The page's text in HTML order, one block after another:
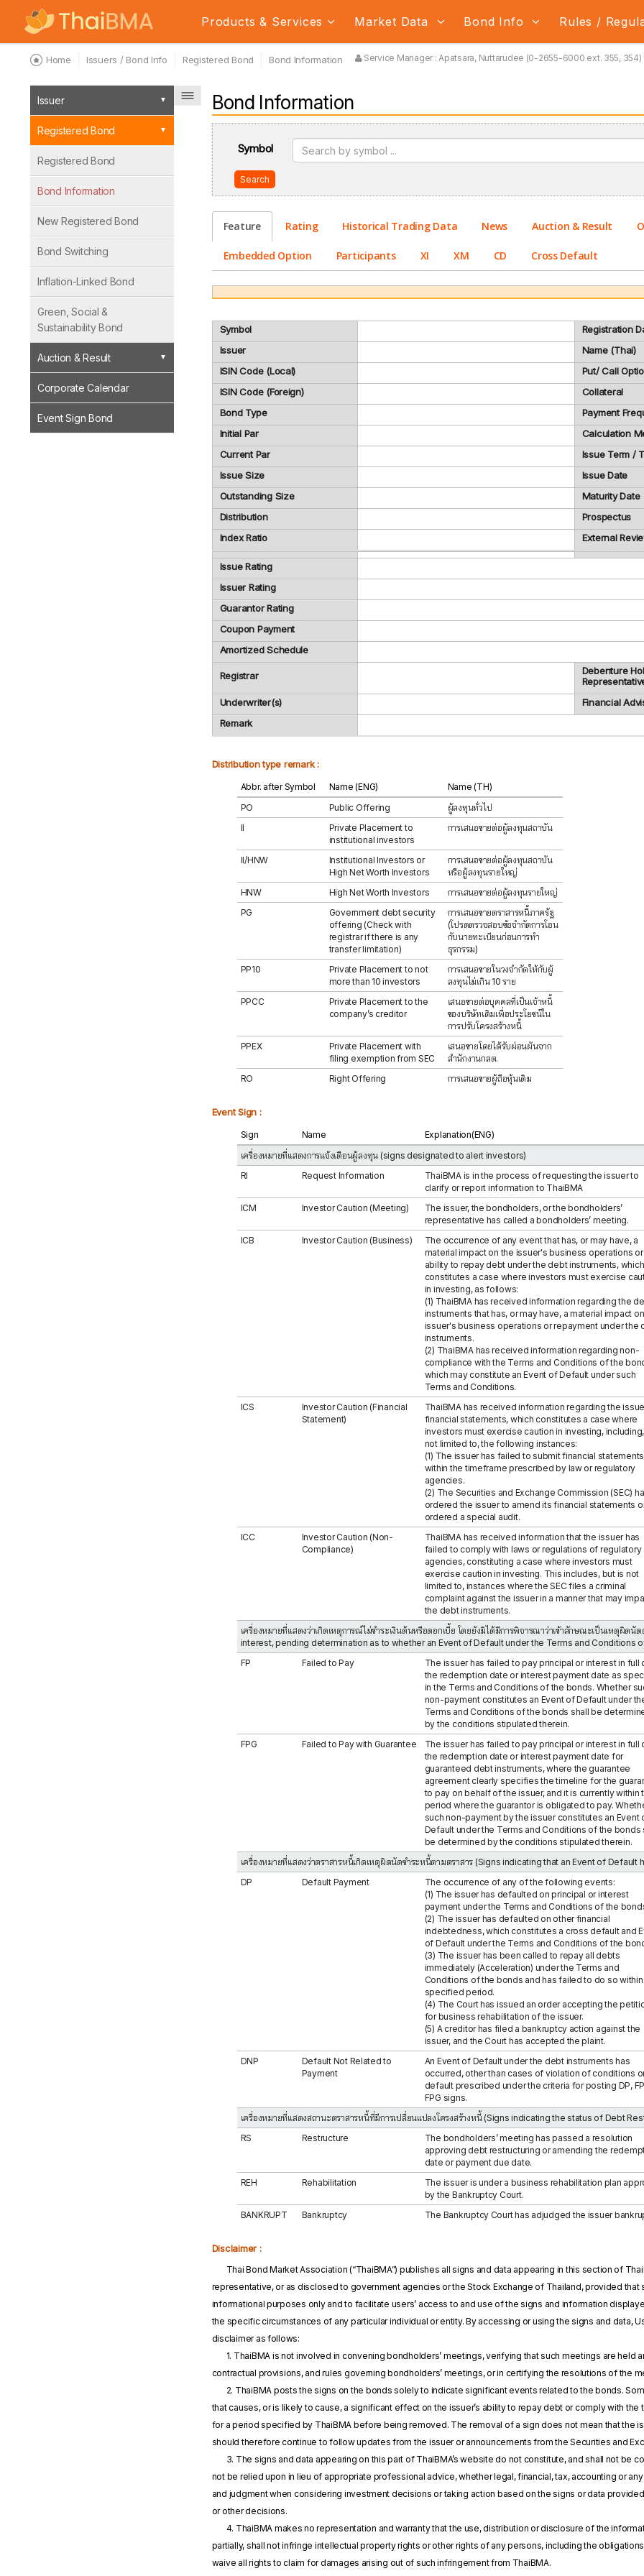
Products & Services Market Data Bond Info Rules /
Home Issuers / Bond Info Registered Bond Bond Information Service Manager : Apatsara, Nuttarudee (0-2655-6000 ext. 355,
Issuer
Registered Bond
Registered Bond
Bond Information
New Registered Bond
Bond Switching
Inflation-Linked Bond
Green, Social &
Sustainability Bond
Auction & Result
Corporate Calendar
Event Sign Bond
Bond Information
Symbol
Search
Feature Rating Historical Trading Data News Auction & Result
Embedded Option Participants XI XM CD Cross Default
Symbol
Registration
Issuer
Name (Thai)
ISIN Code (Local)
Put/ Call
ISIN Code (Foreign)
Collateral
Bond Type
Payment
Initial Par
Calculation
Current Par
Issue Term /
Issue Size
Issue Date
Outstanding Size
Maturity Date
Distribution
Prospectus
Index Ratio
External
Issue Rating
Issuer Rating
Guarantor Rating
Coupon Payment
Amortized Schedule
Registrar
Debenture
Underwriter(s)
Financial
Remark
Distribution type remark :
Abbr. after Symbol Name (ENG)
Name (TH)
PO
Public Offering
ผู้ลงทุนทั่วไป
II
Private Placement to
institutional investors
การเสนอขายต่อผู้ลงทุนสถาบัน
II/HNW
Institutional Investors or
High Net Worth Investors
การเสนอขายต่อผู้ลงทุนสถาบัน
หรือผู้ลงทุนรายใหญ่
HNW
High Net Worth Investors
การเสนอขายต่อผู้ลงทุนรายใหญ่
PG
Government debt security
offering (Check with
registrar if there is any
transfer limitation)
การเสนอขายตราสารหนี้ภาครัฐ
(โปรดตรวจสอบข้อจำกัดการโอน
กับนายทะเบียนก่อนการทำ
ธุรกรรม)
PP10
Private Placement to not
more than 10 investors
การเสนอขายในวงจำกัดให้กับผู้
ลงทุนไม่เกิน 10 ราย
PPCC
Private Placement to the
company’s creditor
เสนอขายต่อบุคคลที่เป็นเจ้าหนี้
ของบริษัทเดิมเพื่อประโยชน์ใน
การปรับโครงสร้างหนี้
PPEX
Private Placement with
filing exemption from SEC
เสนอขายโดยได้รับผ่อนผันจาก
สำนักงานกลต.
RO
Right Offering การเสนอขายผู้ถือหุ้นเดิม
Event Sign :
Sign Name Explanation(ENG)
เครื่องหมายที่แสดงการแจ้งเตือนผู้ลงทุน (signs designated to alert investors)
RI
Request Information
ThaiBMA is in the process of requesting the issuer to
clarify or report information to ThaiBMA
ICM
Investor Caution (Meeting)
The issuer, the bondholders, or the bondholders’
representative has called a bondholders’ meeting.
ICB Investor Caution (Business)
The occurrence of any event that has, or may have, a
material impact on the issuer's business operations
ability to repay debt under the debt instruments, which
constitutes a case where investors must exercise
in investing, as follows:
(1) ThaiBMA has received information regarding the
instruments that has, or may have, a material impact
issuer's business operations or repayment under the
instruments.
(2) ThaiBMA has received information regarding non-
compliance with the Terms and Conditions of the
which may constitute an Event of Default under such
Terms and Conditions.
ICS
Investor Caution (Financial
Statement)
ThaiBMA has received information regarding the
financial statements, which constitutes a case where
investors must exercise caution in investing,
not limited to, the following instances:
(1) The issuer has failed to submit financial statements
within the timeframe prescribed by law or regulatory
agencies.
(2) The Securities and Exchange Commission (SEC)
ordered the issuer to amend its financial statements
ordered a special audit.
ICC
Investor Caution (Non-
Compliance)
ThaiBMA has received information that the issuer has
failed to comply with laws or regulations of regulatory
agencies, constituting a case where investors must
exercise caution in investing. This includes, but is not
limited to, instances where the SEC files a criminal
complaint against the issuer in a manner that may
the debt instruments.
เครื่องหมายที่แสดงว่าเกิดเหตุการณ์ไม่ชำระเงินต้นหรือดอกเบี้ย โดยยังมิได้มีการพิจารณาว่าเข้าลักษณะเป็นเหตุ
interest, pending determination as to whether an Event of Default under the Terms and Conditions
FP
Failed to Pay
The issuer has failed to pay principal or interest in full
the redemption date or interest payment date as
in the Terms and Conditions of the bonds. Whether
non-payment constitutes an Event of Default under
Terms and Conditions of the bonds shall be
by the conditions stipulated therein.
FPG Failed to Pay with Guarantee
The issuer has failed to pay principal or interest in full
the redemption date or interest payment date for
guaranteed debt instruments, where the guarantee
agreement clearly specifies the timeline for the
to pay on behalf of the issuer, and it is currently within
period where the guarantor is obligated to pay.
such non-payment by the issuer constitutes an Event
Default under the Terms and Conditions of the bonds
be determined by the conditions stipulated therein.
เครื่องหมายที่แสดงว่าตราสารหนี้เกิดเหตุผิดนัดชำระหนี้ตามตราสาร (Signs indicating that an Event of Default
DP
Default Payment
The occurrence of any of the following events:
(1) The issuer has defaulted on principal or interest
payment under the Terms and Conditions of the
(2) The issuer has defaulted on other financial
indebtedness, which constitutes a cross default and
of Default under the Terms and Conditions of the
(3) The issuer has been called to repay all debts
immediately (Acceleration) under the Terms and
Conditions of the bonds and has failed to do so
specified period.
(4) The Court has issued an order accepting the
for business rehabilitation of the issuer.
(5) A creditor has filed a bankruptcy action against the
issuer, and the Court has accepted the plaint.
DNP
Default Not Related to
Payment
An Event of Default under the debt instruments has
occurred, other than cases of violation of conditions
default prescribed under the criteria for posting DP,
FPG signs.
เครื่องหมายที่แสดงสถานะตราสารหนี้ที่มีการเปลี่ยนแปลงโครงสร้างหนี้ (Signs indicating the status of Debt
RS
Restructure
The bondholders’ meeting has passed a resolution
approving debt restructuring or amending the
date or payment due date.
REH Rehabilitation
The issuer is under a business rehabilitation plan
by the Bankruptcy Court.
BANKRUPT
Bankruptcy The Bankruptcy Court has adjudged the issuer
Disclaimer :
Thai Bond Market Association (“ThaiBMA”) publishes all signs and data appearing in this section of
representative, or as disclosed to government agencies or the Stock Exchange of Thailand, provided
informational purposes only and to facilitate users’ access to and use of the signs and information
the specific circumstances of any particular individual or entity. By accessing or using the signs and data,
disclaimer as follows:
1. ThaiBMA is not involved in convening bondholders’ meetings, verifying that such meetings are
contractual provisions, and rules governing bondholders’ meetings, or in certifying the resolutions of the
2. ThaiBMA posts the signs on the bonds solely to indicate significant events related to the bonds.
that causes, or is likely to cause, a significant effect on the issuer’s ability to repay debt or comply with
for a period specified by ThaiBMA before being removed. The removal of a sign does not mean that the
should therefore continue to follow updates from the issuer or announcements from the Securities and
3. The signs and data appearing on this part of ThaiBMA’s website do not constitute, and shall not be
not be relied upon in lieu of appropriate professional advice, whether legal, financial, tax, accounting or
and judgment when considering investment decisions or taking action based on the signs or data
or other decisions.
4. ThaiBMA makes no representation and warranty that the use, distribution or disclosure of the
partially, shall not infringe intellectual property rights or other rights of any persons, including the
waive all rights to claim for damages arising out of such infringement from ThaiBMA.